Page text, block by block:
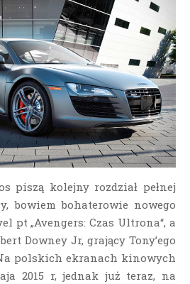
piszą kolejny rozdział pełnej
bowiem bohaterowie nowego
pt „Avengers: Czas Ultrona“, a
Downey Jr, grający Tony’ego
Na polskich ekranach kinowych
2015 r, jednak już teraz, na